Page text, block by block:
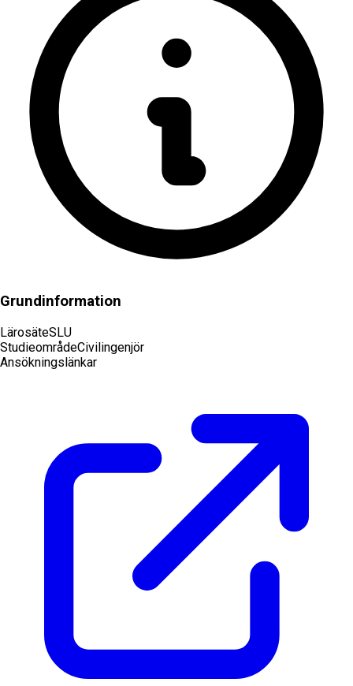
Grundinformation
LärosäteSLU
StudieområdeCivilingenjör
Ansökningslänkar